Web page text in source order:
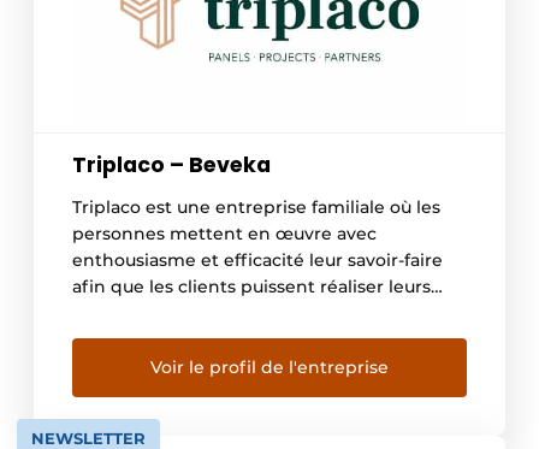
Triplaco – Beveka
Triplaco est une entreprise familiale où les
personnes mettent en œuvre avec
enthousiasme et efficacité leur savoir-faire
afin que les clients puissent réaliser leurs
délais impartis. Triplaco fait partie du Groupe
Lefevere et bénéficie ainsi d’une grande
expérience et d’un grand savoir-faire dans le
secteur du bois et […]
Voir le profil de l'entreprise
NEWSLETTER